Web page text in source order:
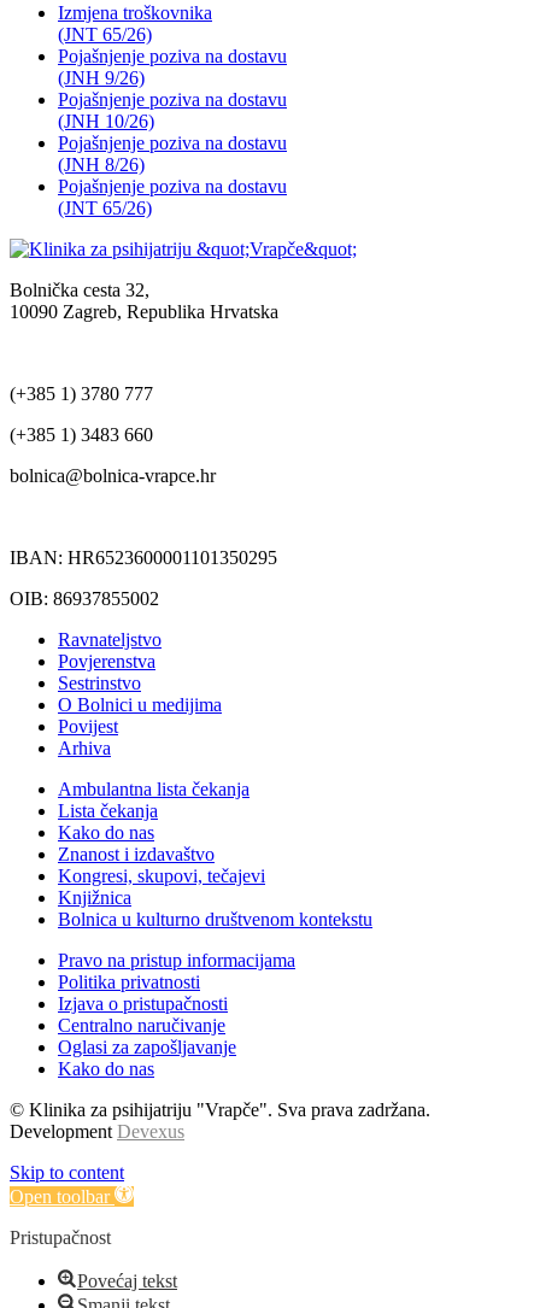
Izmjena troškovnika
(JNT 65/26)
Pojašnjenje poziva na dostavu
(JNH 9/26)
Pojašnjenje poziva na dostavu
(JNH 10/26)
Pojašnjenje poziva na dostavu
(JNH 8/26)
Pojašnjenje poziva na dostavu
(JNT 65/26)
Bolnička cesta 32,
10090 Zagreb, Republika Hrvatska
(+385 1) 3780 777
(+385 1) 3483 660
bolnica@bolnica-vrapce.hr
IBAN: HR6523600001101350295
OIB: 86937855002
Ravnateljstvo
Povjerenstva
Sestrinstvo
O Bolnici u medijima
Povijest
Arhiva
Ambulantna lista čekanja
Lista čekanja
Kako do nas
Znanost i izdavaštvo
Kongresi, skupovi, tečajevi
Knjižnica
Bolnica u kulturno društvenom kontekstu
Pravo na pristup informacijama
Politika privatnosti
Izjava o pristupačnosti
Centralno naručivanje
Oglasi za zapošljavanje
Kako do nas
© Klinika za psihijatriju "Vrapče". Sva prava zadržana.
Development Devexus
Skip to content
Open toolbar
Pristupačnost
Povećaj tekst